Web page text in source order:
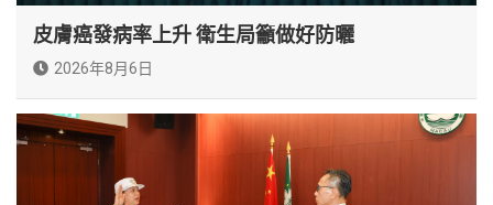
皮膚癌發病率上升 衛生局籲做好防曬
2026年8月6日